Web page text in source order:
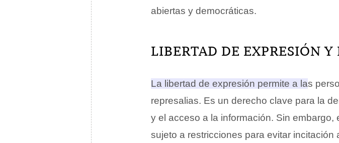
abiertas y democráticas.
LIBERTAD DE EXPRESIÓN Y
La libertad de expresión permite a las
represalias. Es un derecho clave para la
y el acceso a la información. Sin
sujeto a restricciones para evitar incitación